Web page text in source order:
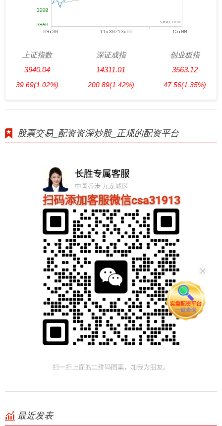
上证指数
3940.04
39.69(1.02%)
深证成指
14311.01
200.89(1.42%)
创业板指
3563.12
47.56(1.35%)
股票交易_配资资深炒股_正规的配资平台
最近发表